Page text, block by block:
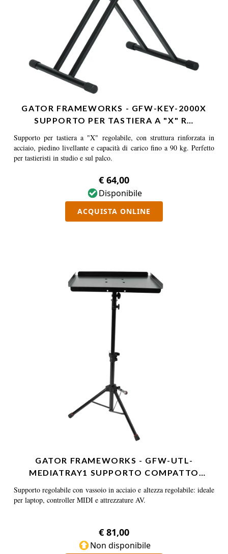
GATOR FRAMEWORKS - GFW-KEY-2000X
SUPPORTO PER TASTIERA A "X" R…
Supporto per tastiera a "X" regolabile, con struttura rinforzata in
acciaio, piedino livellante e capacità di carico fino a 90 kg. Perfetto
per tastieristi in studio e sul palco.
€ 64,00
Disponibile
ACQUISTA ONLINE
GATOR FRAMEWORKS - GFW-UTL-
MEDIATRAY1 SUPPORTO COMPATTO
Supporto regolabile con vassoio in acciaio e altezza regolabile: ideale
per laptop, controller MIDI e attrezzature AV.
€ 81,00
Non disponibile